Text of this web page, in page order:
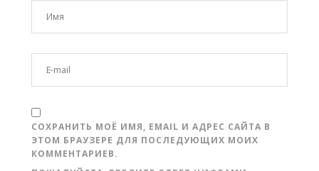
СОХРАНИТЬ МОЁ ИМЯ, EMAIL И АДРЕС САЙТА В
ЭТОМ БРАУЗЕРЕ ДЛЯ ПОСЛЕДУЮЩИХ МОИХ
КОММЕНТАРИЕВ.